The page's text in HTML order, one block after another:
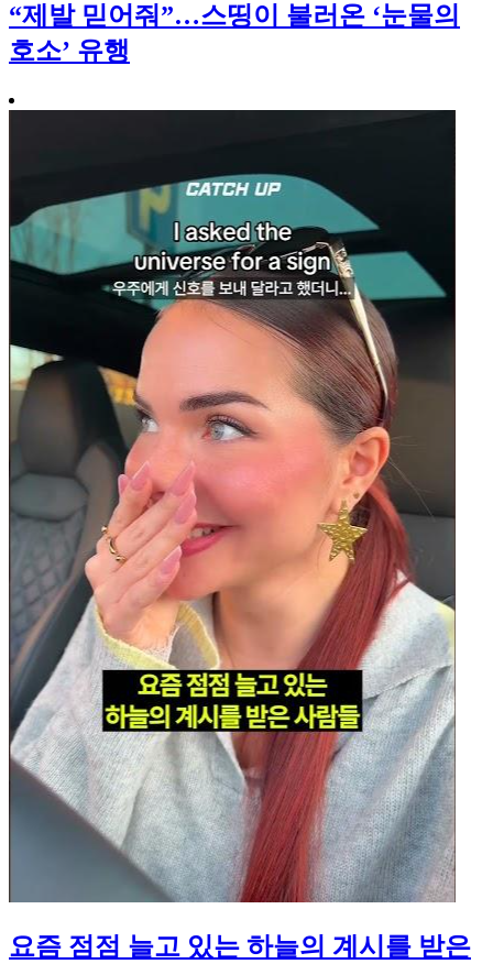
“제발 믿어줘”…스띵이 불러온 ‘눈물의
호소’ 유행
요즘 점점 늘고 있는 하늘의 계시를 받은